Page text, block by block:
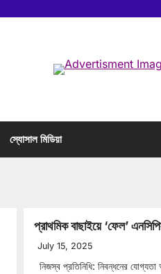
স্যোসাল মিডিয়া
প্রাথমিক বাছাইয়ে ‘ফেল’
July 15, 2025
নিজস্ব প্রতিনিধি: নিবন্ধনের যোগ্যতা